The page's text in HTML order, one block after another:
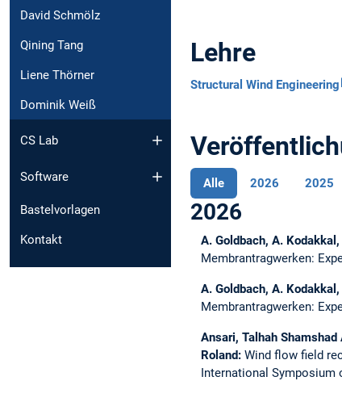
David Schmölz
Qining Tang
Liene Thörner
Dominik Weiß
CS Lab
Software
Bastelvorlagen
Kontakt
Lehre
Structural Wind Engineering
Alle 2026 2025
2026
A. Goldbach, A.
Membrantragwerken:
A. Goldbach, A.
Membrantragwerken:
Ansari, Talhah
Roland: Wind flow field
International Symposium